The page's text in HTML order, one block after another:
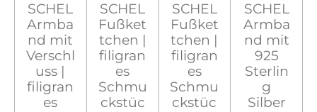
SCHEL
Armba
nd mit
Verschl
uss |
filigran
es
SCHEL
Fußket
tchen |
filigran
es
Schmu
ckstüc
SCHEL
Fußket
tchen |
filigran
es
Schmu
ckstüc
SCHEL
Armba
nd mit
925
Sterlin
g
Silber